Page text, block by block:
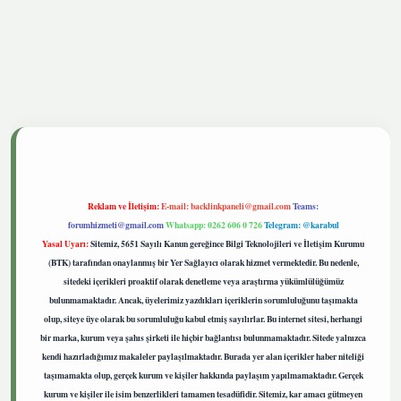
Reklam ve İletişim:E-mail:backlinkpaneli@gmail.comTeams:
forumhizmeti@gmail.comWhatsapp: 0262 606 0 726Telegram: @karabul
Yasal Uyarı:Sitemiz, 5651 Sayılı Kanun gereğince Bilgi Teknolojileri ve İletişim Kurumu
(BTK) tarafından onaylanmış bir Yer Sağlayıcı olarak hizmet vermektedir. Bu nedenle,
sitedeki içerikleri proaktif olarak denetleme veya araştırma yükümlülüğümüz
bulunmamaktadır. Ancak, üyelerimiz yazdıkları içeriklerin sorumluluğunu taşımakta
olup, siteye üye olarak bu sorumluluğu kabul etmiş sayılırlar. Bu internet sitesi, herhangi
bir marka, kurum veya şahıs şirketi ile hiçbir bağlantısı bulunmamaktadır. Sitede yalnızca
kendi hazırladığımız makaleler paylaşılmaktadır. Burada yer alan içerikler haber niteliği
taşımamakta olup, gerçek kurum ve kişiler hakkında paylaşım yapılmamaktadır. Gerçek
kurum ve kişiler ile isim benzerlikleri tamamen tesadüfidir. Sitemiz, kar amacı gütmeyen